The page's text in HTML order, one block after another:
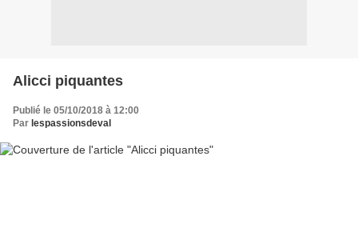
Alicci piquantes
Publié le 05/10/2018 à 12:00
Par lespassionsdeval